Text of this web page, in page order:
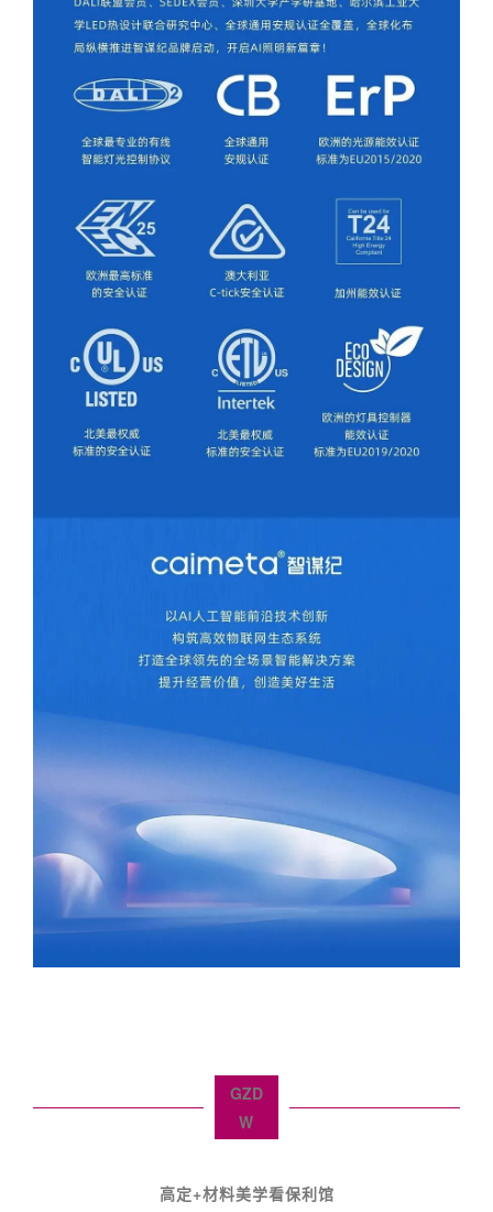
GZD
W
高定+材料美学看保利馆